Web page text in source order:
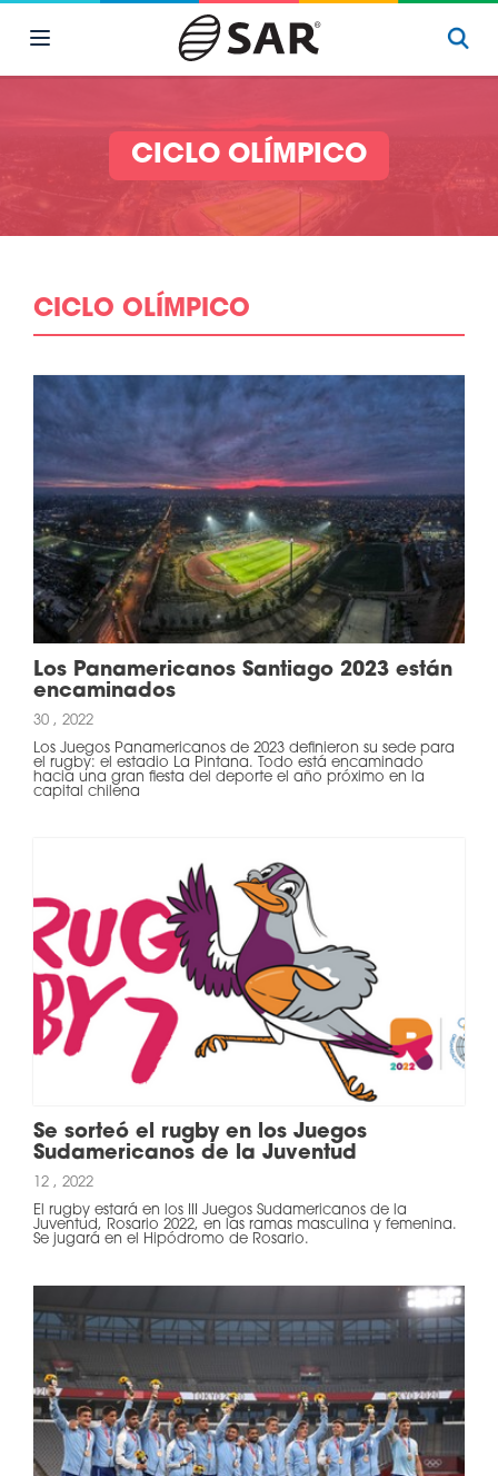
CICLO OLÍMPICO
CICLO OLÍMPICO
Los Panamericanos Santiago 2023 están
encaminados
30 , 2022
Los Juegos Panamericanos de 2023 definieron su sede para
el rugby: el estadio La Pintana. Todo está encaminado
hacia una gran fiesta del deporte el año próximo en la
capital chilena
Se sorteó el rugby en los Juegos
Sudamericanos de la Juventud
12 , 2022
El rugby estará en los III Juegos Sudamericanos de la
Juventud, Rosario 2022, en las ramas masculina y femenina.
Se jugará en el Hipódromo de Rosario.